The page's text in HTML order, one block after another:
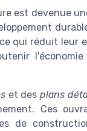
est devenue
qui réduit leur
et desplans
Ces
de